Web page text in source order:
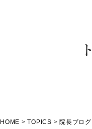
HOME >TOPICS > 院長ブログ